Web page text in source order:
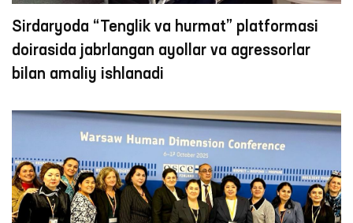
Sirdaryoda “Tenglik va hurmat” platformasi
doirasida jabrlangan ayollar va agressorlar
bilan amaliy ishlanadi